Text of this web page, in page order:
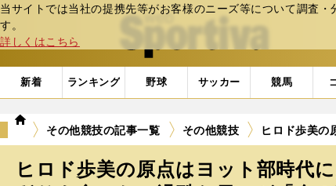
当サイトでは当社の提携先等がお客様のニーズ等について調査
す。
詳しくはこちら
web Sportiva (webスポルティーバ)
新着 ランキング 野球 サッカー 競馬
we
ポ
その他競技の記事一覧 その他競技 ヒロド歩美の
ヒロド歩美の原点はヨット部時代